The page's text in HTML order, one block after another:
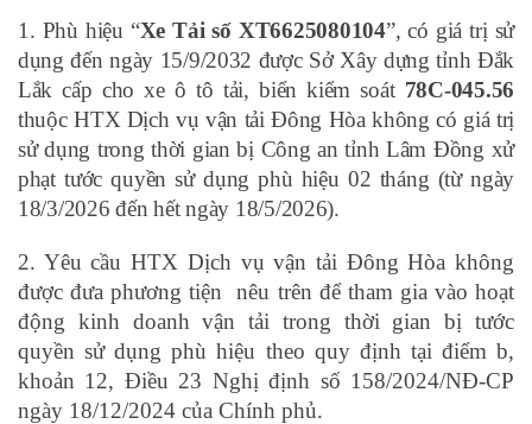
1. Phù hiệu “Xe Tải số XT6625080104”, có giá trị sử
dụng đến ngày 15/9/2032 được Sở Xây dựng tỉnh Đắk
Lắk cấp cho xe ô tô tải, biển kiểm soát 78C-045.56
thuộc HTX Dịch vụ vận tải Đông Hòa không có giá trị
sử dụng trong thời gian bị Công an tỉnh Lâm Đồng xử
phạt tước quyền sử dụng phù hiệu 02 tháng (từ ngày
18/3/2026 đến hết ngày 18/5/2026).
2. Yêu cầu HTX Dịch vụ vận tải Đông Hòa không
được đưa phương tiện nêu trên để tham gia vào hoạt
động kinh doanh vận tải trong thời gian bị tước
quyền sử dụng phù hiệu theo quy định tại điểm b,
khoản 12, Điều 23 Nghị định số 158/2024/NĐ-CP
ngày 18/12/2024 của Chính phủ.